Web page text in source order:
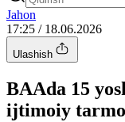
Jahon
17:25 / 18.06.2026
Ulashish
BAAda 15
ijtimoiy